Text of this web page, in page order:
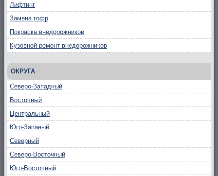
Лифтинг
Замена гофр
Покраска внедорожников
Кузовной ремонт внедорожников
ОКРУГА
Северо-Западный
Восточный
Центральный
Юго-Запаный
Северный
Северо-Восточный
Юго-Восточный